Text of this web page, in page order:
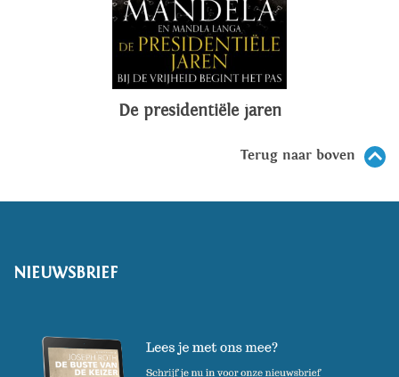
De presidentiële jaren
Terug naar boven
NIEUWSBRIEF